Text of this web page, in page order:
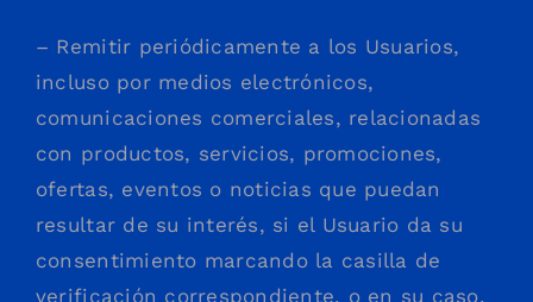
– Remitir periódicamente a los Usuarios,
incluso por medios electrónicos,
comunicaciones comerciales, relacionadas
con productos, servicios, promociones,
ofertas, eventos o noticias que puedan
resultar de su interés, si el Usuario da su
consentimiento marcando la casilla de
verificación correspondiente, o en su caso,